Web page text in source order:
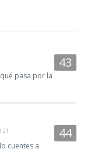
pasa por la
cuentes a